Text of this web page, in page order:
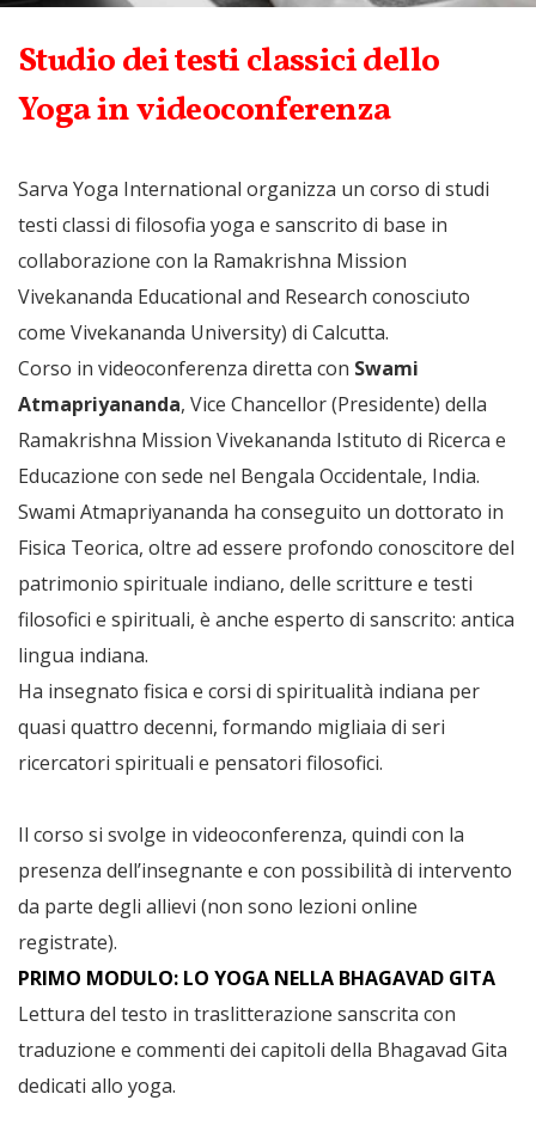
Studio dei testi classici dello
Yoga in videoconferenza
Sarva Yoga International organizza un corso di studi
testi classi di filosofia yoga e sanscrito di base in
collaborazione con la Ramakrishna Mission
Vivekananda Educational and Research conosciuto
come Vivekananda University) di Calcutta.
Corso in videoconferenza diretta con Swami
Atmapriyananda, Vice Chancellor (Presidente) della
Ramakrishna Mission Vivekananda Istituto di Ricerca e
Educazione con sede nel Bengala Occidentale, India.
Swami Atmapriyananda ha conseguito un dottorato in
Fisica Teorica, oltre ad essere profondo conoscitore del
patrimonio spirituale indiano, delle scritture e testi
filosofici e spirituali, è anche esperto di sanscrito: antica
lingua indiana.
Ha insegnato fisica e corsi di spiritualità indiana per
quasi quattro decenni, formando migliaia di seri
ricercatori spirituali e pensatori filosofici.
Il corso si svolge in videoconferenza, quindi con la
presenza dell’insegnante e con possibilità di intervento
da parte degli allievi (non sono lezioni online
registrate).
PRIMO MODULO: LO YOGA NELLA BHAGAVAD GITA
Lettura del testo in traslitterazione sanscrita con
traduzione e commenti dei capitoli della Bhagavad Gita
dedicati allo yoga.